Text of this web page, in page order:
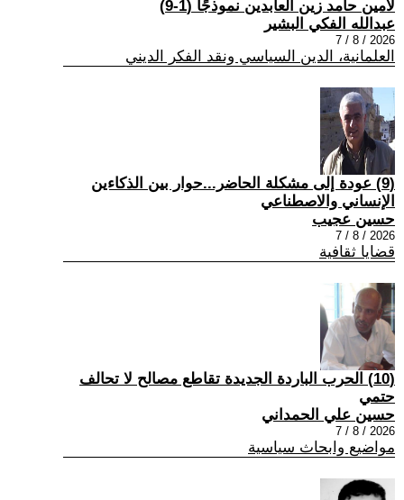
لأمين حامد زين العابدين نموذجًا (1-9)
عبدالله الفكي البشير
2026 / 8 / 7
العلمانية، الدين السياسي ونقد الفكر الديني
(9) عودة إلى مشكلة الحاضر...حوار بين الذكاءين
الإنساني والاصطناعي
حسين عجيب
2026 / 8 / 7
قضايا ثقافية
(10) الحرب الباردة الجديدة تقاطع مصالح لا تحالف
حتمي
حسين علي الحمداني
2026 / 8 / 7
مواضيع وابحاث سياسية